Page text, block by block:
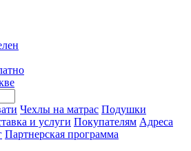
Чехлы на матрас Подушки
и услуги Покупателям Адреса
Партнерская программа